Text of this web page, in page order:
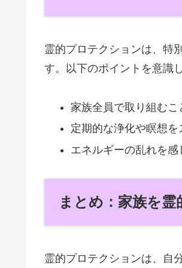
霊的プロテクションは、特
す。以下のポイントを意識
家族全員で取り組むこ
定期的な浄化や瞑想を
エネルギーの乱れを感
まとめ：家族を
霊的プロテクションは、自